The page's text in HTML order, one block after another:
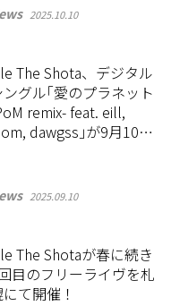
2025.10.10
The Shota、デジタル
ングル｢愛のプラネット
remix- feat. eill,
dawgss｣が9月10日
2025.09.10
The Shotaが春に続き
目のフリーライヴを札
て開催！